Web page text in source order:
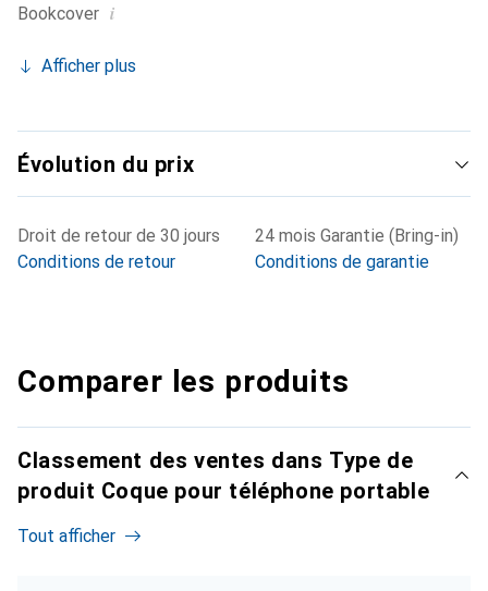
Bookcover i
Afficher plus
Évolution du prix
Droit de retour de 30 jours
Conditions de retour
24 mois Garantie (Bring-in)
Conditions de garantie
Comparer les produits
Classement des ventes dans Type de
produit Coque pour téléphone portable
Tout afficher